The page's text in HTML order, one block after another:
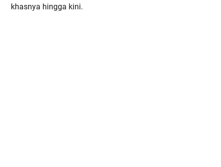
khasnya hingga kini.